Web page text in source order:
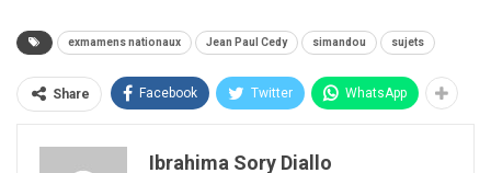
exmamens nationaux Jean Paul Cedy simandou sujets
Share Facebook Twitter WhatsApp
Ibrahima Sory Diallo